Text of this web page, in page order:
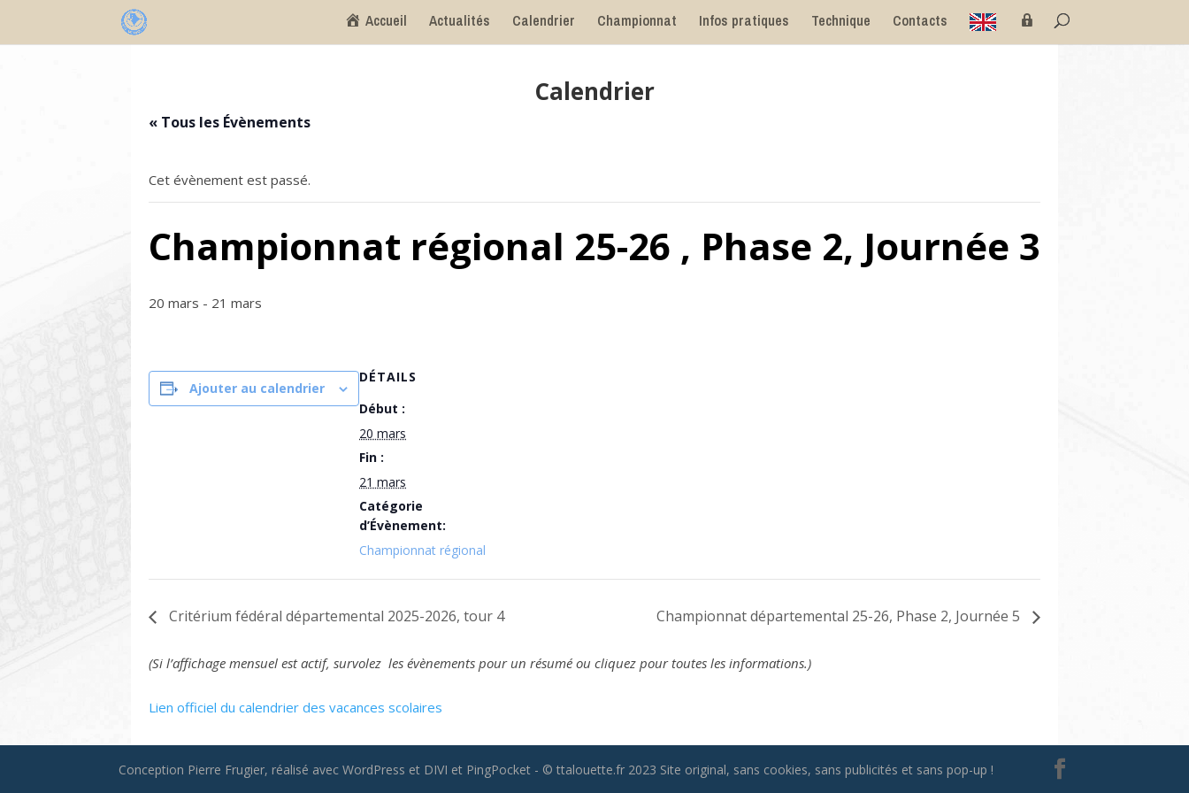
Accueil Actualités Calendrier Championnat Infos pratiques Technique Contacts E
n
g i
Calendrier
« Tous les Évènements
Cet évènement est passé.
Championnat régional 25-26 , Phase 2, Journée 3
20 mars - 21 mars
Ajouter au calendrier
DÉTAILS
Début :
20 mars
Fin :
21 mars
Catégorie
d’Évènement:
Championnat régional
Critérium fédéral départemental 2025-2026, tour 4 Championnat départemental 25-26, Phase 2, Journée 5
(Si l’affichage mensuel est actif, survolez les évènements pour un résumé ou cliquez pour toutes les informations.)
Lien officiel du calendrier des vacances scolaires
Conception Pierre Frugier, réalisé avec WordPress et DIVI et PingPocket - © ttalouette.fr 2023 Site original, sans cookies, sans publicités et sans pop-up !